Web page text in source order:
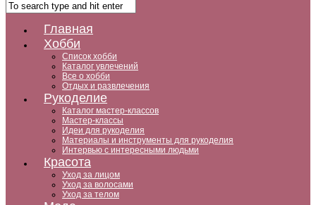
Главная
Хобби
Список хобби
Каталог увлечений
Все о хобби
Отдых и развлечения
Рукоделие
Каталог мастер-классов
Мастер-классы
Идеи для рукоделия
Материалы и инструменты для рукоделия
Интервью с интересными людьми
Красота
Уход за лицом
Уход за волосами
Уход за телом